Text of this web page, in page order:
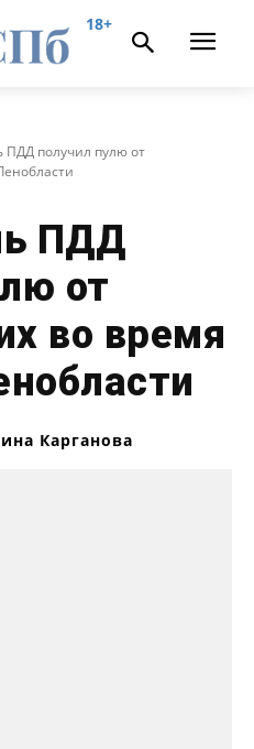
18+
ПДД получил пулю от
ПДД
от
во время
Карганова